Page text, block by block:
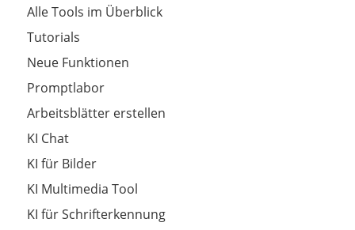
Alle Tools im Überblick
Tutorials
Neue Funktionen
Promptlabor
Arbeitsblätter erstellen
KI Chat
KI für Bilder
KI Multimedia Tool
KI für Schrifterkennung